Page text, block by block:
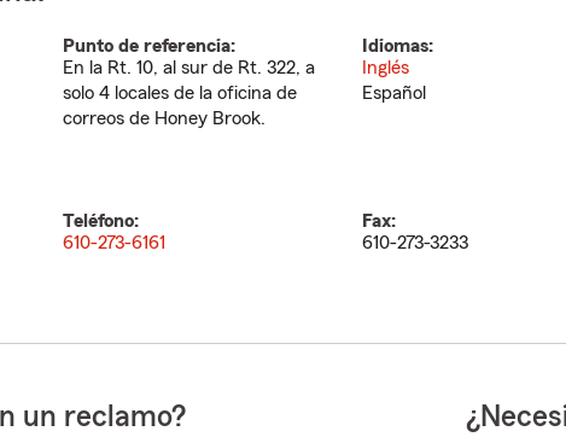
Punto de referencia:
En la Rt. 10, al sur de Rt. 322, a
solo 4 locales de la oficina de
correos de Honey Brook.
Idiomas:
Inglés
Español
Teléfono:
610-273-6161
Fax:
610-273-3233
un reclamo?